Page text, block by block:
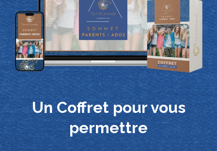
Un Coffret pour vous
permettre